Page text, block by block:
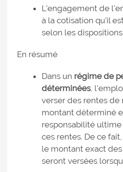
L'engagement de
à la cotisation qu'il
selon les
En résumé
Dans un régime de
déterminées,
verser des rentes de
montant déterminé
responsabilité
ces rentes. De ce
le montant exact
seront versées